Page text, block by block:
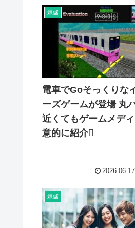
嫌儲
電車でGoそっくりな
ーズゲームが登場 丸
近くてもゲームメデ
意的に紹介🫪
嫌儲